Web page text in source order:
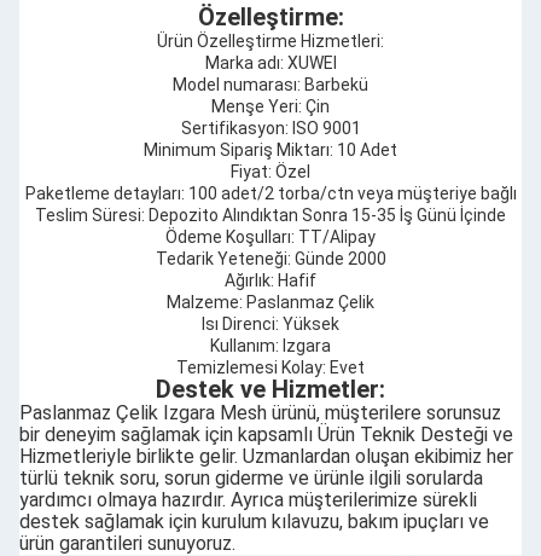
Özelleştirme:
Ürün Özelleştirme Hizmetleri:
Marka adı: XUWEI
Model numarası: Barbekü
Menşe Yeri: Çin
Sertifikasyon: ISO 9001
Minimum Sipariş Miktarı: 10 Adet
Fiyat: Özel
Paketleme detayları: 100 adet/2 torba/ctn veya müşteriye bağlı
Teslim Süresi: Depozito Alındıktan Sonra 15-35 İş Günü İçinde
Ödeme Koşulları: TT/Alipay
Tedarik Yeteneği: Günde 2000
Ağırlık: Hafif
Malzeme: Paslanmaz Çelik
Isı Direnci: Yüksek
Kullanım: Izgara
Temizlemesi Kolay: Evet
Destek ve Hizmetler:
Paslanmaz Çelik Izgara Mesh ürünü, müşterilere sorunsuz
bir deneyim sağlamak için kapsamlı Ürün Teknik Desteği ve
Hizmetleriyle birlikte gelir. Uzmanlardan oluşan ekibimiz her
türlü teknik soru, sorun giderme ve ürünle ilgili sorularda
yardımcı olmaya hazırdır. Ayrıca müşterilerimize sürekli
destek sağlamak için kurulum kılavuzu, bakım ipuçları ve
ürün garantileri sunuyoruz.